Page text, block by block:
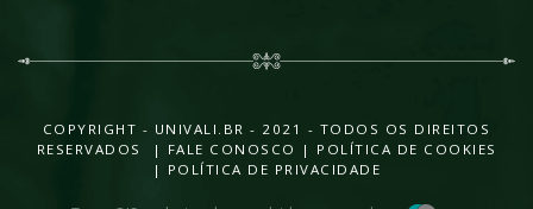
COPYRIGHT - UNIVALI.BR - 2021 - TODOS OS DIREITOS
RESERVADOS |
FALE CONOSCO | POLÍTICA DE COOKIES
| POLÍTICA DE PRIVACIDADE